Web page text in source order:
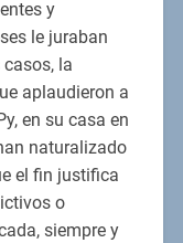
y
le juraban
la
aplaudieron a
en su casa en
naturalizado
el fin justifica
o
siempre y